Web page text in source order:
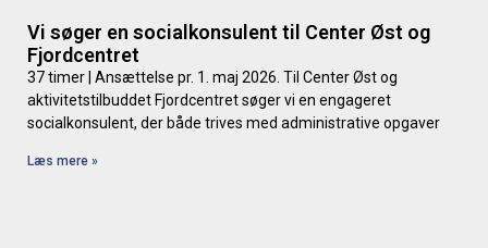
Vi søger en socialkonsulent til Center Øst og
Fjordcentret
37 timer | Ansættelse pr. 1. maj 2026. Til Center Øst og
aktivitetstilbuddet Fjordcentret søger vi en engageret
socialkonsulent, der både trives med administrative opgaver
Læs mere »